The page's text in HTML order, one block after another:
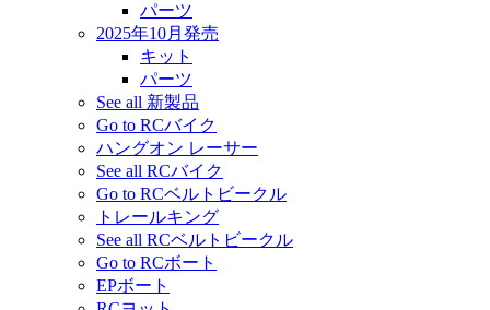
パーツ
2025年10月発売
キット
パーツ
See all 新製品
Go to RCバイク
ハングオン レーサー
See all RCバイク
Go to RCベルトビークル
トレールキング
See all RCベルトビークル
Go to RCボート
EPボート